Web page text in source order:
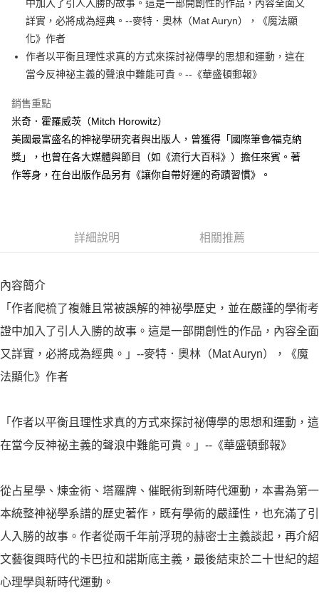
付款後7-11取貨
每筆NT$60，滿NT$499(含以上)免運費
宅配
每筆NT$100，滿NT$499(含以上)免運費
中加入了引人入勝的故事。這是一部開創性的作品，內容全面又
詳實，必將成為經典。--麥特．奧林（Mat Auryn），《魔法顯
化》作者
作者以平衡且理性求真的方式來探討祕傳學的思想和運動，這在
當今反神祕主義的聲浪中難能可貴。--《華盛頓郵報》
銷售重點
米奇．霍羅威茨（Mitch Horowitz）
美國最富盛名的神祕學研究者與出版人，曾獲得「國際筆會∕福克納
獎」，也曾在各大媒體與節目（如《流行大百科》）擔任來賓。著
作等身，在台出版作品另有《讓你自帶好運的奇蹟習慣》。
詳細說明 相關推薦
內容簡介
「作者爬梳了複雜且常被誤解的神祕學歷史，並在嚴謹的學術考
證中加入了引人入勝的故事。這是一部開創性的作品，內容全面
又詳實，必將成為經典。」--麥特．奧林（Mat Auryn），《魔
法顯化》作者
「作者以平衡且理性求真的方式來探討祕傳學的思想和運動，這
在當今反神祕主義的聲浪中難能可貴。」--《華盛頓郵報》
從占星學、煉金術、塔羅牌、催眠術到新時代運動，本書為第一
本統整神祕學系譜的歷史著作，既有學術的嚴謹性，也充滿了引
人入勝的故事。作者從兩千年前浮現的赫密士主義談起，再介紹
文藝復興時代的卡巴拉和諾斯底主義，最後結束於二十世紀的超
心理學與新時代運動。